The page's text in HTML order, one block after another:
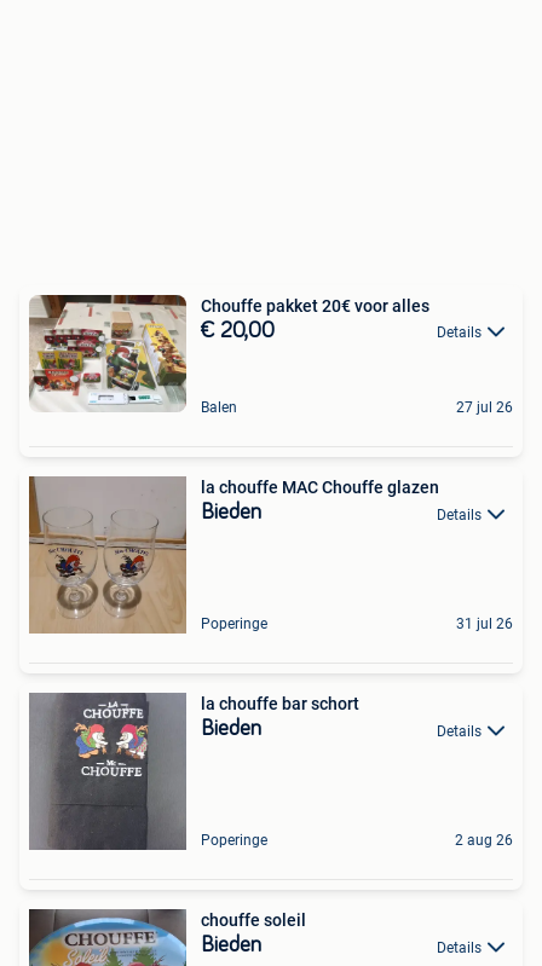
Chouffe pakket 20€ voor alles
€ 20,00 Details
Balen 27 jul 26
la chouffe MAC Chouffe glazen
Bieden Details
Poperinge 31 jul 26
la chouffe bar schort
Bieden Details
Poperinge 2 aug 26
chouffe soleil
Bieden Details